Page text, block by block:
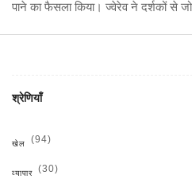
पाने का फैसला किया। ज्वेरेव ने दर्शकों से
श्रेणियाँ
खेल (94)
व्यापार (30)